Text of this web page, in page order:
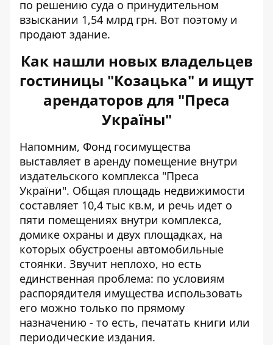
по решению суда о принудительном
взыскании 1,54 млрд грн. Вот поэтому и
продают здание.
Как нашли новых владельцев
гостиницы "Козацька" и ищут
арендаторов для "Преса
Україны"
Напомним, Фонд госимущества
выставляет в аренду помещение внутри
издательского комплекса "Преса
України". Общая площадь недвижимости
составляет 10,4 тыс кв.м, и речь идет о
пяти помещениях внутри комплекса,
домике охраны и двух площадках, на
которых обустроены автомобильные
стоянки. Звучит неплохо, но есть
единственная проблема: по условиям
распорядителя имущества использовать
его можно только по прямому
назначению - то есть, печатать книги или
периодические издания.